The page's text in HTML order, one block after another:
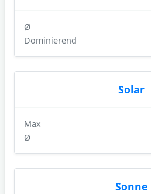
Ø
Dominierend
Solar
Max
Ø
Sonne